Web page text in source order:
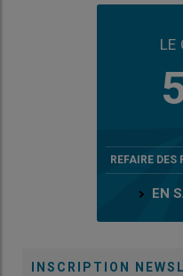
LE
REFAIRE DES
EN
INSCRIPTION